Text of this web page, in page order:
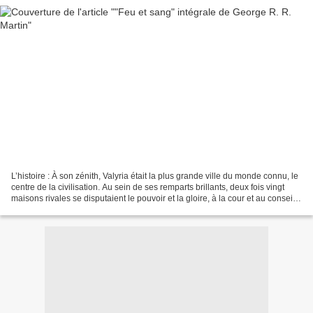
L’histoire : À son zénith, Valyria était la plus grande ville du monde connu, le
centre de la civilisation. Au sein de ses remparts brillants, deux fois vingt
maisons rivales se disputaient le pouvoir et la gloire, à la cour et au conseil,